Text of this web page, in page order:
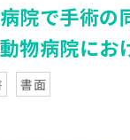
院で手術の
物病院にお
取得方法に
書面